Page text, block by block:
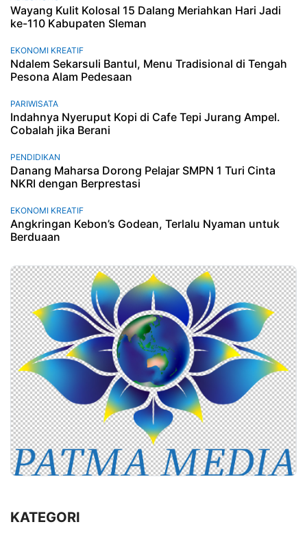
Wayang Kulit Kolosal 15 Dalang Meriahkan Hari Jadi
ke-110 Kabupaten Sleman
EKONOMI KREATIF
Ndalem Sekarsuli Bantul, Menu Tradisional di Tengah
Pesona Alam Pedesaan
PARIWISATA
Indahnya Nyeruput Kopi di Cafe Tepi Jurang Ampel.
Cobalah jika Berani
PENDIDIKAN
Danang Maharsa Dorong Pelajar SMPN 1 Turi Cinta
NKRI dengan Berprestasi
EKONOMI KREATIF
Angkringan Kebon’s Godean, Terlalu Nyaman untuk
Berduaan
KATEGORI